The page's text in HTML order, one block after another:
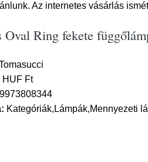
Az internetes vásárlás
Oval Ring fekete
HUF Ft
Kategóriák,Lámpák,Mennyezeti